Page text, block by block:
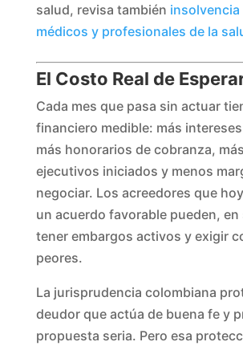
salud, revisa también insolvencia
médicos y profesionales de la
El Costo Real de
Cada mes que pasa sin actuar
financiero medible: más
más honorarios de cobranza,
ejecutivos iniciados y menos
negociar. Los acreedores que
un acuerdo favorable pueden, en
tener embargos activos y exigir
peores.
La jurisprudencia colombiana
deudor que actúa de buena fe y
propuesta seria. Pero esa